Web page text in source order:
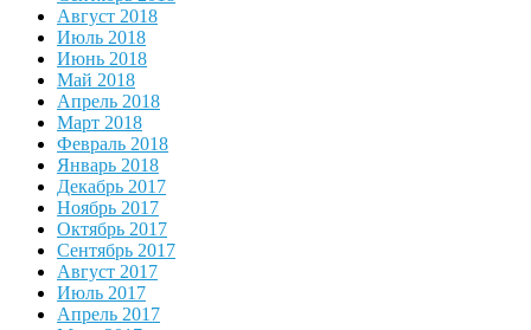
Август 2018
Июль 2018
Июнь 2018
Май 2018
Апрель 2018
Март 2018
Февраль 2018
Январь 2018
Декабрь 2017
Ноябрь 2017
Октябрь 2017
Сентябрь 2017
Август 2017
Июль 2017
Апрель 2017